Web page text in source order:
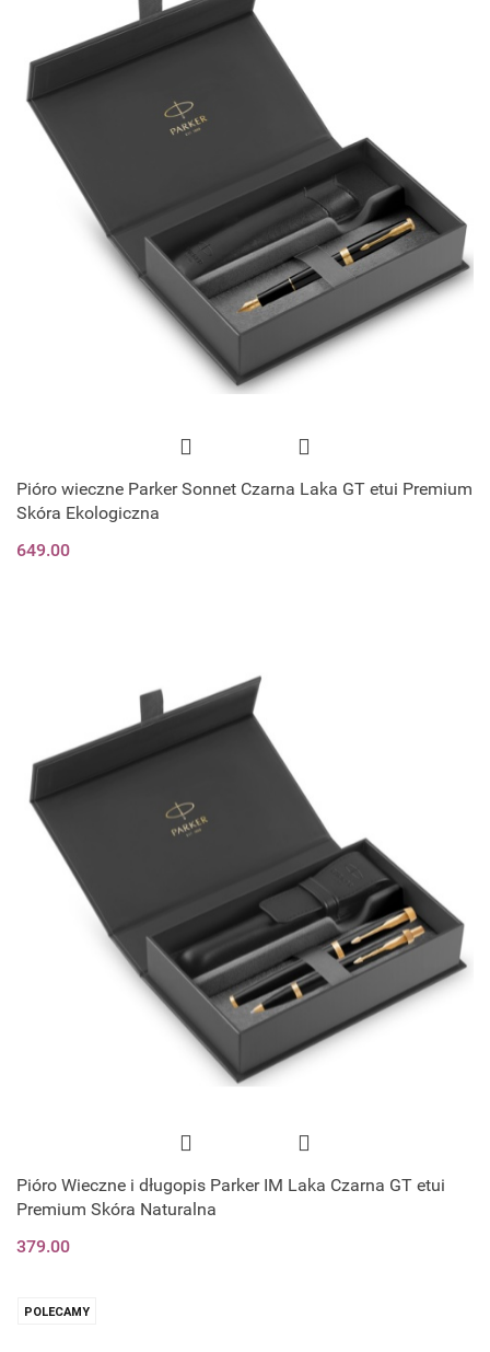
Pióro wieczne Parker Sonnet Czarna Laka GT etui Premium
Skóra Ekologiczna
649.00
Pióro Wieczne i długopis Parker IM Laka Czarna GT etui
Premium Skóra Naturalna
379.00
POLECAMY